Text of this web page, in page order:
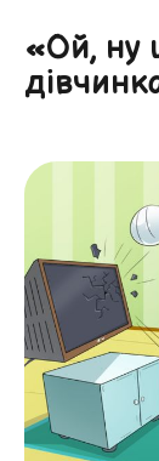
«Ой, ну